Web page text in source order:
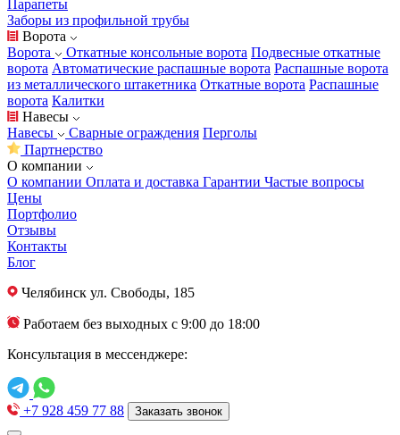
Парапеты
Заборы из профильной трубы
Ворота
Ворота
Откатные консольные ворота Подвесные откатные
ворота Автоматические распашные ворота Распашные ворота
из металлического штакетника Откатные ворота Распашные
ворота Калитки
Навесы
Навесы
Сварные ограждения Перголы
Партнерство
О компании
О компании Оплата и доставка Гарантии Частые вопросы
Цены
Портфолио
Отзывы
Контакты
Блог
Челябинск ул. Свободы, 185
Работаем без выходных с 9:00 до 18:00
Консультация в мессенджере:
+7 928 459 77 88 Заказать звонок